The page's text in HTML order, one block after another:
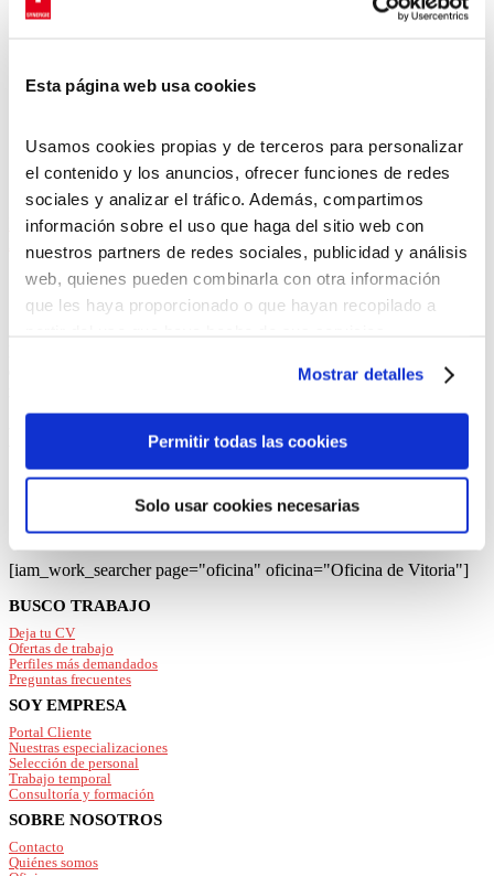
Esta página web usa cookies
Usamos cookies propias y de terceros para personalizar
el contenido y los anuncios, ofrecer funciones de redes
sociales y analizar el tráfico. Además, compartimos
información sobre el uso que haga del sitio web con
nuestros partners de redes sociales, publicidad y análisis
web, quienes pueden combinarla con otra información
que les haya proporcionado o que hayan recopilado a
“Permitir todas las cookies”, rechazarlas todas salvo las
estrictamente técnicas pulsando el botón “Solo usar
cookies necesarias” o seleccionar aquellas para las que
presta su consentimiento pulsando el botón “Permitir
Consulta nuestraPolítica de Cookies
momento en el botón que aparece en la esquina
izquierda de la página.
Mostrar detalles
Permitir todas las cookies
Solo usar cookies necesarias
Conócenos
Responsabilidad social corporativa
Únete a nuestro equipo
CONTACTO
Inicio>Ofertas de trabajo en España>País Vasco>Provincia de
>
ofertas de trabajo enVitoria
empleo en Vitoria, donde podrás buscar el trabajo que se adapte
listado de ofertas de empleo en nuestra
oficina deVitoria
[iam_work_searcher page="oficina" oficina="Oficina de Vitoria"]
Footer
BUSCO TRABAJO
Deja tu CV
Ofertas de trabajo
Perfiles más demandados
Preguntas frecuentes
SOY EMPRESA
Portal Cliente
Nuestras especializaciones
Selección de personal
Trabajo temporal
Consultoría y formación
SOBRE NOSOTROS
Contacto
Quiénes somos